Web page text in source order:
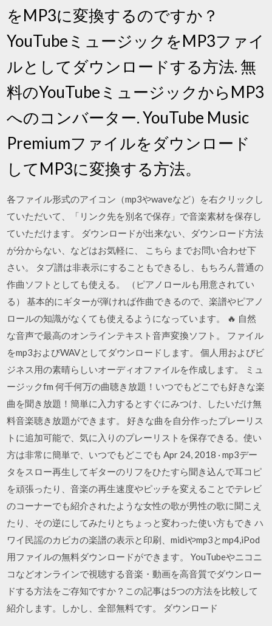
をMP3に変換するのですか？
YouTubeミュージックをMP3ファイ
ルとしてダウンロードする方法. 無
料のYouTubeミュージックからMP3
へのコンバーター. YouTube Music
Premiumファイルをダウンロード
してMP3に変換する方法。
各ファイル形式のアイコン（mp3やwaveなど）を右クリックし
ていただいて、「リンク先を別名で保存」で音楽素材を保存し
ていただけます。 ダウンロードが出来ない、ダウンロード方法
が分からない、などはお気軽に、 こちら までお問い合わせ下
さい。 タブ譜は非表示にすることもできるし、もちろん普通の
作曲ソフトとしても使える。 （ピアノロールも用意されてい
る） 基本的にギターが弾ければ作曲できるので、楽譜やピアノ
ロールの知識がなくても使えるようになっています。 🔥 自然
な音声で最高のオンラインテキスト音声変換ソフト。 ファイル
をmp3およびWAVとしてダウンロードします。 個人用およびビ
ジネス用の素晴らしいオーディオファイルを作成します。 ミュ
ージックfm 何千何万の曲聴き放題！いつでもどこでも好きな楽
曲を聞き放題！簡単に入力するとすぐにみつけ、したいだけ無
料音楽聴き放題ができます。 好きな曲を自分作ったプレーリス
トに追加可能で、気に入りのプレーリストを保存できる。使い
方は非常に簡単で、いつでもどこでも Apr 24, 2018 · mp3デー
タをスロー再生してギターのリフをひたすら聞き込んで耳コピ
を頑張ったり、音楽の再生速度やピッチを変えることでテレビ
のコーナーでも紹介されたような女性の歌が男性の歌に聞こえ
たり、その逆にしてみたりとちょっと変わった使い方もでき ハ
ワイ民謡のカビカの楽譜の表示と印刷、midiやmp3とmp4,iPod
用ファイルの無料ダウンロードができます。 YouTubeやニコニ
コなどオンラインで視聴する音楽・動画を高音質でダウンロー
ドする方法をご存知ですか？この記事は5つの方法を比較して
紹介します。しかし、全部無料です。 ダウンロード